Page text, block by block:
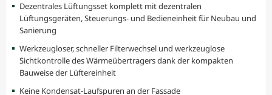
Dezentrales Lüftungsset komplett mit dezentralen
Lüftungsgeräten, Steuerungs- und Bedieneinheit für Neubau und
Sanierung
Werkzeugloser, schneller Filterwechsel und werkzeuglose
Sichtkontrolle des Wärmeübertragers dank der kompakten
Bauweise der Lüftereinheit
Keine Kondensat-Laufspuren an der Fassade